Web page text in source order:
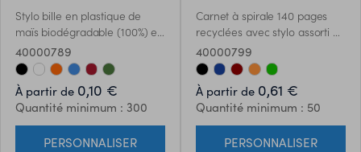
Stylo bille en plastique de
maïs biodégradable (100%) et
corps du stylo en carton.
Encre bleue.
40000789
À partir de 0,10 €
Quantité minimum : 300
PERSONNALISER
Carnet à spirale 140 pages
recyclées avec stylo assorti en
matériaux écologiques.
40000799
À partir de 0,61 €
Quantité minimum : 50
PERSONNALISER